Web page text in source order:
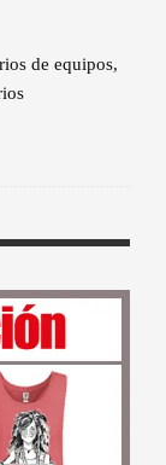
de equipos,